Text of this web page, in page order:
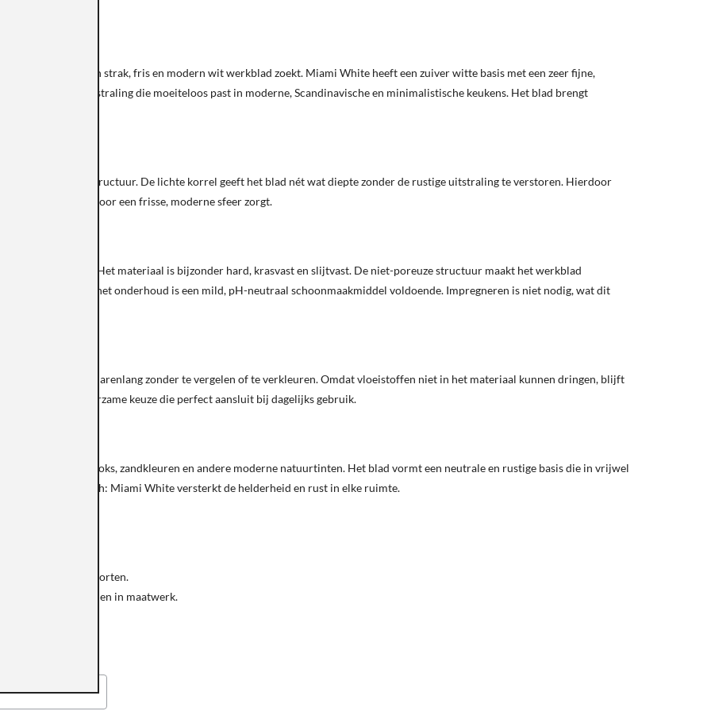
keuze voor wie een strak, fris en modern wit werkblad zoekt. Miami White heeft een zuiver witte basis met een zeer fijne,
en heldere uitstraling die moeiteloos past in moderne, Scandinavische en minimalistische keukens. Het blad brengt
en subtiele structuur. De lichte korrel geeft het blad nét wat diepte zonder de rustige uitstraling te verstoren. Hierdoor
grotere keukens voor een frisse, moderne sfeer zorgt.
en harsen. Het materiaal is bijzonder hard, krasvast en slijtvast. De niet-poreuze structuur maakt het werkblad
gebruik. Voor het onderhoud is een mild, pH-neutraal schoonmaakmiddel voldoende. Impregneren is niet nodig, wat dit
egale structuur jarenlang zonder te vergelen of te verkleuren. Omdat vloeistoffen niet in het materiaal kunnen dringen, blijft
daarmee een duurzame keuze die perfect aansluit bij dagelijks gebruik.
rvs, marmerlooks, zandkleuren en andere moderne natuurtinten. Het blad vormt een neutrale en rustige basis die in vrijwel
en minimalistisch: Miami White versterkt de helderheid en rust in elke ruimte.
lichte composietsoorten.
alle mogelijkheden in maatwerk.